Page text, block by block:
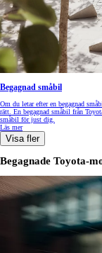
Begagnad småbil
Om du letar efter en begagnad
rätt. En begagnad småbil från
småbil för just dig.
Läs mer
Visa fler
Begagnade Toyota-